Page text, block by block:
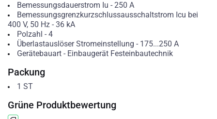
Bemessungsdauerstrom Iu - 250 A
Bemessungsgrenzkurzschlussausschaltstrom Icu bei
400 V, 50 Hz - 36 kA
Polzahl - 4
Überlastauslöser Stromeinstellung - 175...250 A
Gerätebauart- Einbaugerät Festeinbautechnik
Packung
1 ST
Grüne Produktbewertung